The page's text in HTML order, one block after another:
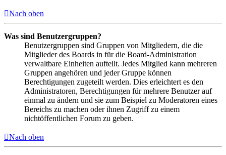
Nach oben
Was sind Benutzergruppen?
Benutzergruppen sind Gruppen von Mitgliedern, die die
Mitglieder des Boards in für die Board-Administration
verwaltbare Einheiten aufteilt. Jedes Mitglied kann mehreren
Gruppen angehören und jeder Gruppe können
Berechtigungen zugeteilt werden. Dies erleichtert es den
Administratoren, Berechtigungen für mehrere Benutzer auf
einmal zu ändern und sie zum Beispiel zu Moderatoren eines
Bereichs zu machen oder ihnen Zugriff zu einem
nichtöffentlichen Forum zu geben.
Nach oben